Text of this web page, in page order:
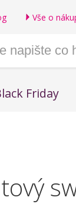
Vše o
Friday